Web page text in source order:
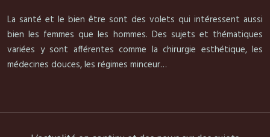
La santé et le bien être sont des volets qui intéressent aussi
bien les femmes que les hommes. Des sujets et thématiques
variées y sont afférentes comme la chirurgie esthétique, les
médecines douces, les régimes minceur…